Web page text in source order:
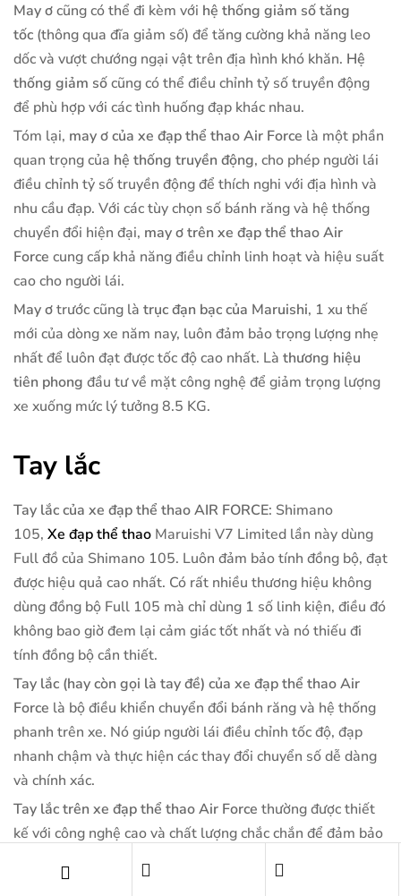
May ơcũng có thể đi kèm với hệ thống giảm số tăng
tốc (thông qua đĩa giảm số) để tăng cường khả năng leo
dốc và vượt chướng ngại vật trên địa hình khó khăn. Hệ
thống giảm sốcũng có thể điều chỉnh tỷ số truyền động
để phù hợp với các tình huống đạp khác nhau.
Tóm lại, may ơ của xe đạp thể thao Air Force là một phần
quan trọng của hệ thống truyền động, cho phép người lái
điều chỉnh tỷ số truyền động để thích nghi với địa hình và
nhu cầu đạp. Với các tùy chọn số bánh răng và hệ thống
chuyển đổi hiện đại, may ơ trên xe đạp thể thao Air
Force cung cấp khả năng điều chỉnh linh hoạt và hiệu suất
cao cho người lái.
May ơtrước cũng là trục đạn bạc của Maruishi, 1 xu thế
mới của dòng xe năm nay, luôn đảm bảo trọng lượng nhẹ
nhất để luôn đạt được tốc độ cao nhất. Là thương hiệu
tiên phong đầu tư về mặt công nghệ để giảm trọng lượng
xe xuống mức lý tưởng 8.5 KG.
Tay lắc
Tay lắc của xe đạp thể thao AIR FORCE: Shimano
105, Xe đạp thể thao Maruishi V7 Limited lần này dùng
Full đồ của Shimano 105. Luôn đảm bảo tính đồng bộ, đạt
được hiệu quả cao nhất. Có rất nhiều thương hiệu không
dùng đồng bộ Full 105 mà chỉ dùng 1 số linh kiện, điều đó
không bao giờ đem lại cảm giác tốt nhất và nó thiếu đi
tính đồng bộ cần thiết.
Tay lắc (hay còn gọi là tay đề) của xe đạp thể thao Air
Force là bộ điều khiển chuyển đổi bánh răng và hệ thống
phanh trên xe. Nó giúp người lái điều chỉnh tốc độ, đạp
nhanh chậm và thực hiện các thay đổi chuyển số dễ dàng
và chính xác.
Tay lắc trên xe đạp thể thao Air Force thường được thiết
kế với công nghệ cao và chất lượng chắc chắn để đảm bảo
lắc trênxe đạp thể thao Air Force , một bên tay trái để